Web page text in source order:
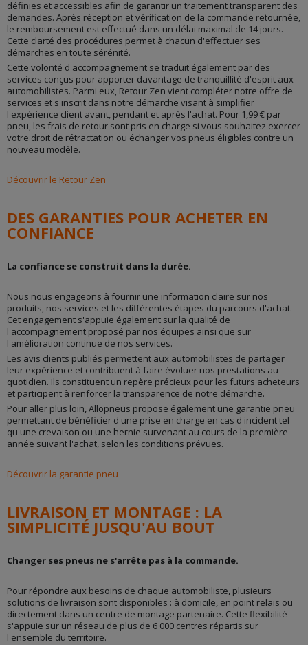
définies et accessibles afin de garantir un traitement transparent des
demandes. Après réception et vérification de la commande retournée,
le remboursement est effectué dans un délai maximal de 14 jours.
Cette clarté des procédures permet à chacun d'effectuer ses
démarches en toute sérénité.
Cette volonté d'accompagnement se traduit également par des
services conçus pour apporter davantage de tranquillité d'esprit aux
automobilistes. Parmi eux, Retour Zen vient compléter notre offre de
services et s'inscrit dans notre démarche visant à simplifier
l'expérience client avant, pendant et après l'achat. Pour 1,99 € par
pneu, les frais de retour sont pris en charge si vous souhaitez exercer
votre droit de rétractation ou échanger vos pneus éligibles contre un
nouveau modèle.
Découvrir le Retour Zen
DES GARANTIES POUR ACHETER EN
CONFIANCE
La confiance se construit dans la durée.
Nous nous engageons à fournir une information claire sur nos
produits, nos services et les différentes étapes du parcours d'achat.
Cet engagement s'appuie également sur la qualité de
l'accompagnement proposé par nos équipes ainsi que sur
l'amélioration continue de nos services.
Les avis clients publiés permettent aux automobilistes de partager
leur expérience et contribuent à faire évoluer nos prestations au
quotidien. Ils constituent un repère précieux pour les futurs acheteurs
et participent à renforcer la transparence de notre démarche.
Pour aller plus loin, Allopneus propose également une garantie pneu
permettant de bénéficier d'une prise en charge en cas d'incident tel
qu'une crevaison ou une hernie survenant au cours de la première
année suivant l'achat, selon les conditions prévues.
Découvrir la garantie pneu
LIVRAISON ET MONTAGE : LA
SIMPLICITÉ JUSQU'AU BOUT
Changer ses pneus ne s'arrête pas à la commande.
Pour répondre aux besoins de chaque automobiliste, plusieurs
solutions de livraison sont disponibles : à domicile, en point relais ou
directement dans un centre de montage partenaire. Cette flexibilité
s'appuie sur un réseau de plus de 6 000 centres répartis sur
l'ensemble du territoire.